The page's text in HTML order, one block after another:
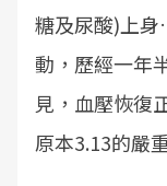
糖及尿酸)上
動，歷經一年
見，血壓恢復
原本3.13的嚴